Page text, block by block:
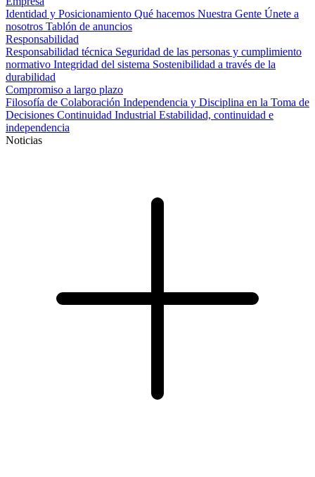
Identidad y Posicionamiento Qué hacemos Nuestra Gente Únete a
nosotros Tablón de anuncios
Responsabilidad
Responsabilidad técnica Seguridad de las personas y cumplimiento
normativo Integridad del sistema Sostenibilidad a través de la
durabilidad
Compromiso a largo plazo
Filosofía de Colaboración Independencia y Disciplina en la Toma de
Decisiones Continuidad Industrial Estabilidad, continuidad e
independencia
Noticias